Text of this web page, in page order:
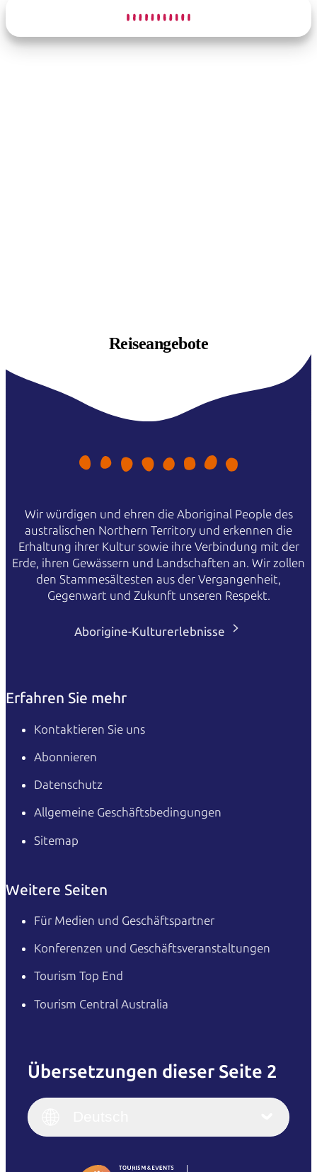
Reiseangebote
Wir würdigen und ehren die Aboriginal People des
australischen Northern Territory und erkennen die
Erhaltung ihrer Kultur sowie ihre Verbindung mit der
Erde, ihren Gewässern und Landschaften an. Wir zollen
den Stammesältesten aus der Vergangenheit,
Gegenwart und Zukunft unseren Respekt.
Aborigine-Kulturerlebnisse
Erfahren Sie mehr
Kontaktieren Sie uns
Abonnieren
Datenschutz
Allgemeine Geschäftsbedingungen
Sitemap
Weitere Seiten
Für Medien und Geschäftspartner
Konferenzen und Geschäftsveranstaltungen
Tourism Top End
Tourism Central Australia
Übersetzungen dieser Seite 2
Italiano